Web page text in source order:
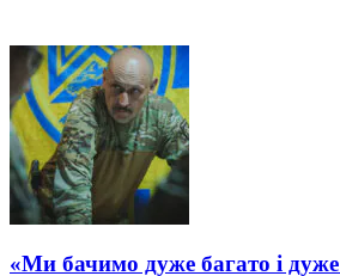
«Ми бачимо дуже багато і